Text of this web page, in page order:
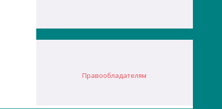
Правообладателям